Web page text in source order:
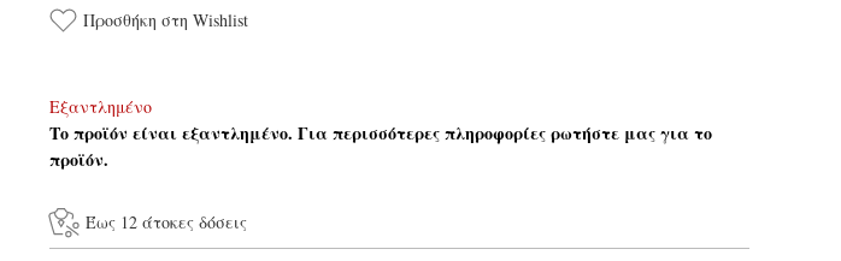
Προσθήκη στη Wishlist
Εξαντλημένο
Το προϊόν είναι εξαντλημένο. Για περισσότερες πληροφορίες ρωτήστε μας για το
προϊόν.
Έως 12 άτοκες δόσεις